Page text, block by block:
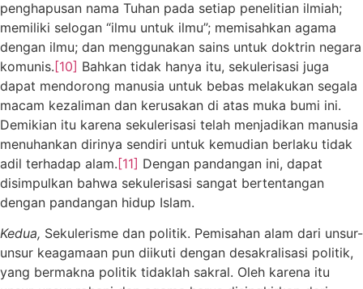
penghapusan nama Tuhan pada setiap penelitian ilmiah;
memiliki selogan “ilmu untuk ilmu”; memisahkan agama
dengan ilmu; dan menggunakan sains untuk doktrin negara
komunis.[10] Bahkan tidak hanya itu, sekulerisasi juga
dapat mendorong manusia untuk bebas melakukan segala
macam kezaliman dan kerusakan di atas muka bumi ini.
Demikian itu karena sekulerisasi telah menjadikan manusia
menuhankan dirinya sendiri untuk kemudian berlaku tidak
adil terhadap alam.[11] Dengan pandangan ini, dapat
disimpulkan bahwa sekulerisasi sangat bertentangan
dengan pandangan hidup Islam.
Kedua, Sekulerisme dan politik. Pemisahan alam dari unsur-
unsur keagamaan pun diikuti dengan desakralisasi politik,
yang bermakna politik tidaklah sakral. Oleh karena itu